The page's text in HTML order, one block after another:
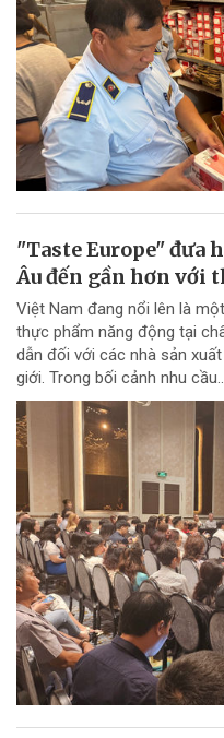
"Taste Europe" đưa
Âu đến gần hơn với
Việt Nam đang nổi lên là
thực phẩm năng động tại
dẫn đối với các nhà sản
giới. Trong bối cảnh nhu